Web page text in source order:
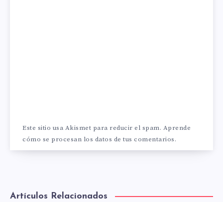
Este sitio usa Akismet para reducir el spam. Aprende
cómo se procesan los datos de tus comentarios.
Artículos Relacionados